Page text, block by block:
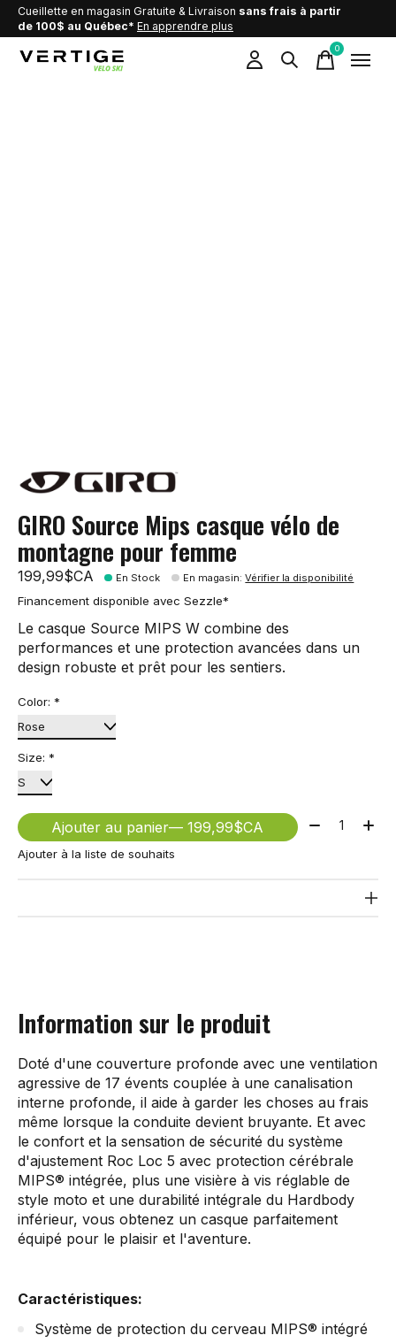
Cueillette en magasin Gratuite & Livraison sans frais à partir
de 100$ au Québec* En apprendre plus
0items
GIRO Source Mips casque vélo de
montagne pour femme
199,99$CA En Stock En magasin:Vérifier la disponibilité
Financement disponible avec Sezzle*
Le casque Source MIPS W combine des
performances et une protection avancées dans un
design robuste et prêt pour les sentiers.
Color: *
Size: *
Ajouter au panier — 199,99$CA Quantité:
Ajouter à la liste de souhaits
Information sur le produit
Doté d'une couverture profonde avec une ventilation
agressive de 17 évents couplée à une canalisation
interne profonde, il aide à garder les choses au frais
même lorsque la conduite devient bruyante. Et avec
le confort et la sensation de sécurité du système
d'ajustement Roc Loc 5 avec protection cérébrale
MIPS® intégrée, plus une visière à vis réglable de
style moto et une durabilité intégrale du Hardbody
inférieur, vous obtenez un casque parfaitement
équipé pour le plaisir et l'aventure.
Caractéristiques:
Système de protection du cerveau MIPS® intégré